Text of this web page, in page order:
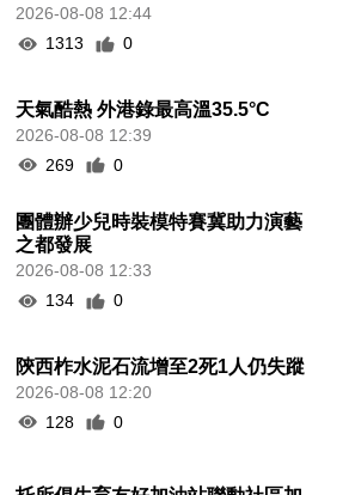
2026-08-08 12:44
1313
0
天氣酷熱 外港錄最高溫35.5°C
2026-08-08 12:39
269
0
團體辦少兒時裝模特賽冀助力演藝
之都發展
2026-08-08 12:33
134
0
陝西柞水泥石流增至2死1人仍失蹤
2026-08-08 12:20
128
0